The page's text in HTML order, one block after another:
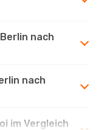
nach
nach
im Vergleich